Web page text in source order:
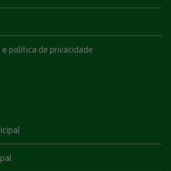
e política de privacidade